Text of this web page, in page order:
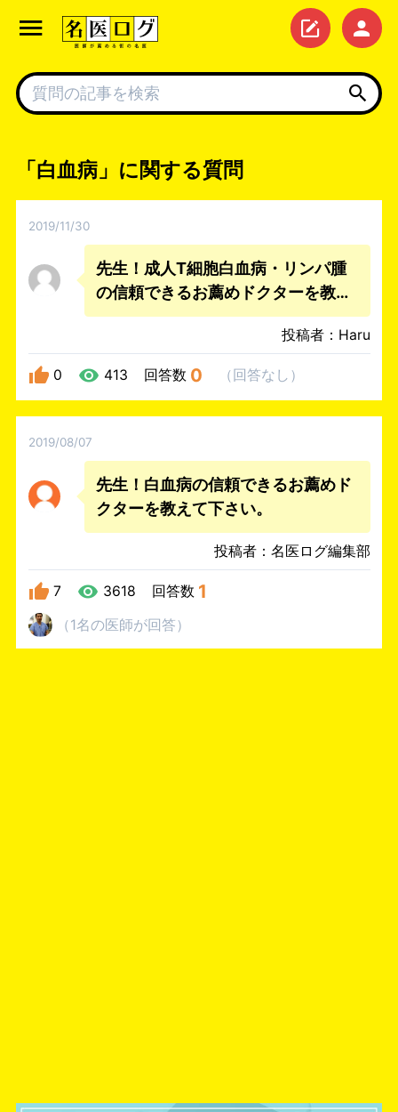
「白血病」に関する質問
2019/11/30
先生！成人T細胞白血病・リンパ腫
の信頼できるお薦めドクターを教え
て下さい。
投稿者：Haru
0 413 回答数 0 （回答なし ）
2019/08/07
先生！白血病の信頼できるお薦めド
クターを教えて下さい。
投稿者：名医ログ編集部
7 3618 回答数 1
（1名の医師が回答）